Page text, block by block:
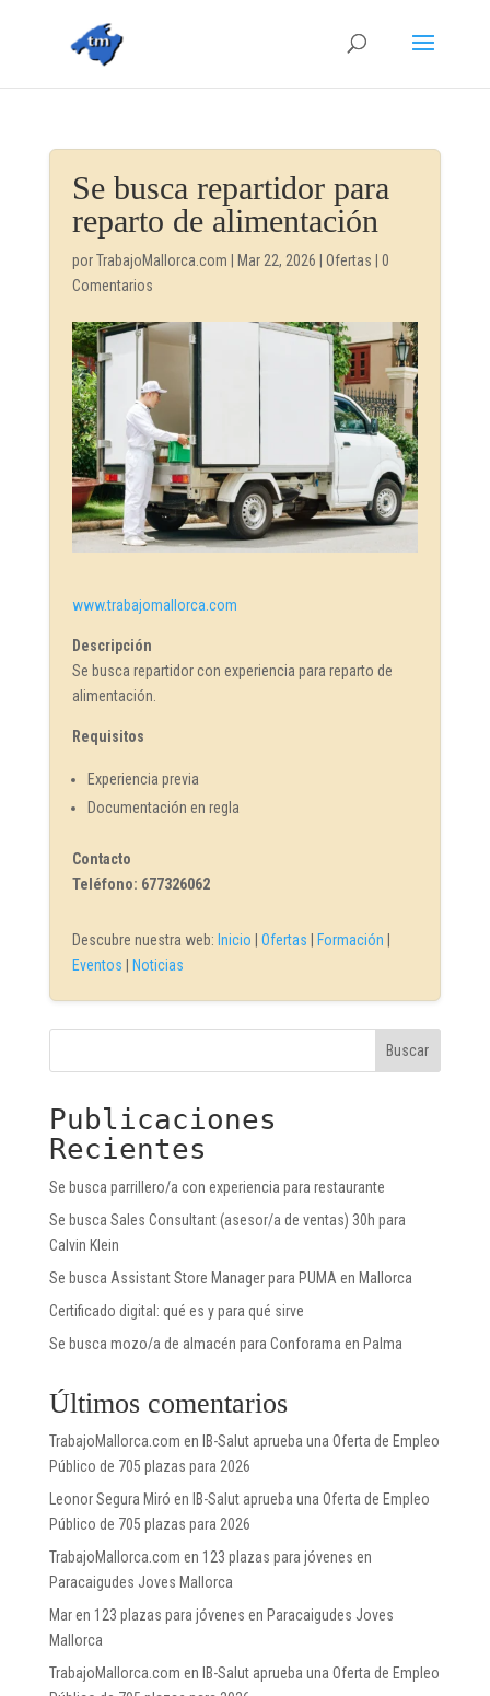
Se busca repartidor para
reparto de alimentación
porTrabajoMallorca.com Mar 22, 2026 Ofertas
0
Comentarios
www.trabajomallorca.com
Descripción
Se busca repartidor con experiencia para reparto de
alimentación.
Requisitos
Experiencia previa
Documentación en regla
Contacto
Teléfono: 677326062
Descubre nuestra web: Inicio Ofertas Formación
Eventos
Noticias
Buscar
Publicaciones
Recientes
Se busca parrillero/a con experiencia para restaurante
Se busca Sales Consultant (asesor/a de ventas) 30h para
Calvin Klein
Se busca Assistant Store Manager para PUMA en Mallorca
Certificado digital: qué es y para qué sirve
Se busca mozo/a de almacén para Conforama en Palma
Últimos comentarios
TrabajoMallorca.com en IB-Salut aprueba una Oferta de Empleo
Público de 705 plazas para 2026
Leonor Segura Miró en IB-Salut aprueba una Oferta de Empleo
Público de 705 plazas para 2026
TrabajoMallorca.com en 123 plazas para jóvenes en
Paracaigudes Joves Mallorca
Maren 123 plazas para jóvenes en Paracaigudes Joves
Mallorca
TrabajoMallorca.com en IB-Salut aprueba una Oferta de Empleo